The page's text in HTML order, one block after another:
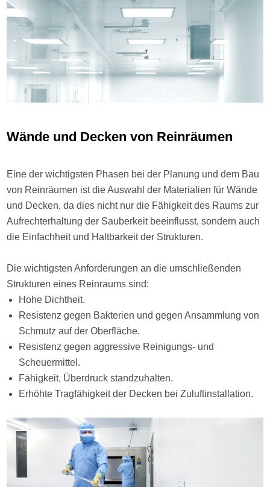
Wände und Decken von Reinräumen
Eine der wichtigsten Phasen bei der Planung und dem Bau
von Reinräumen ist die Auswahl der Materialien für Wände
und Decken, da dies nicht nur die Fähigkeit des Raums zur
Aufrechterhaltung der Sauberkeit beeinflusst, sondern auch
die Einfachheit und Haltbarkeit der Strukturen.
Die wichtigsten Anforderungen an die umschließenden
Strukturen eines Reinraums sind:
Hohe Dichtheit.
Resistenz gegen Bakterien und gegen Ansammlung von
Schmutz auf der Oberfläche.
Resistenz gegen aggressive Reinigungs- und
Scheuermittel.
Fähigkeit, Überdruck standzuhalten.
Erhöhte Tragfähigkeit der Decken bei Zuluftinstallation.